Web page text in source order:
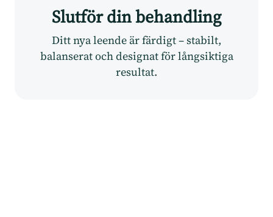
Slutför din behandling
Ditt nya leende är färdigt – stabilt,
balanserat och designat för långsiktiga
resultat.